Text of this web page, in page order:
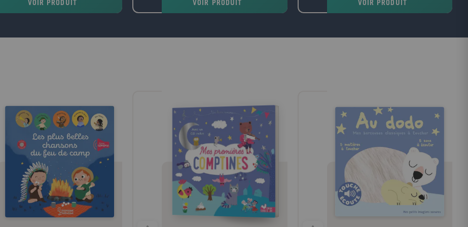
monde craint de manquer de nourriture
qu'il se préoccupe de la production
Dans les situations de guerre, ce sont les
mouvements caritatifs qui prennent en
charge les affamés. Dans les situations de
paix, rares sont ceux qui se préoccupent
des malnutris. Pire encore: la nouvelle
religion du développement durable, en
mettant l'accent sur l'idée que les
ressources sont limitées, légitime
l'indifférence à leur égard. Comme s'il
fallait de toute façon des régulateurs pour
alléger une planète présentée comme
surpeuplée. Pourtant, il est possible de
VOIR PRODUIT
résurrection. Considérée en Occident
comme Le Livre des Livres, la Bible a
VOIR PRODUIT
retracent les grandes étapes de l'histoire
économique depuis l'esclavage antique
VOIR PRODUIT